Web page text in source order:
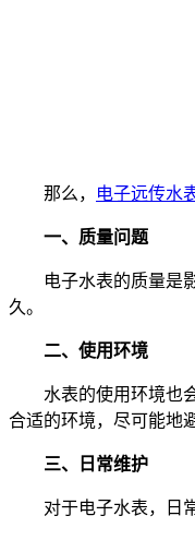
那么， 电子远传水
一、质量问题
电子水表的质量是影
久。
二、使用环境
水表的使用环境也会
合适的环境，尽可能地
三、日常维护
对于电子水表，日常